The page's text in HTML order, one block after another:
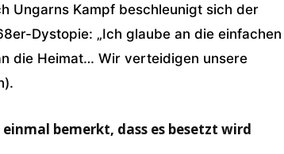
Ungarns Kampf beschleunigt sich der
Dystopie: „Ich glaube an die einfachen
die Heimat… Wir verteidigen unsere
bemerkt, dass es besetzt wird